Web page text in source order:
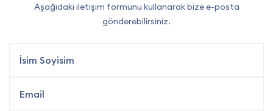
Aşağıdaki iletişim formunu kullanarak bize e-posta
gönderebilirsiniz.